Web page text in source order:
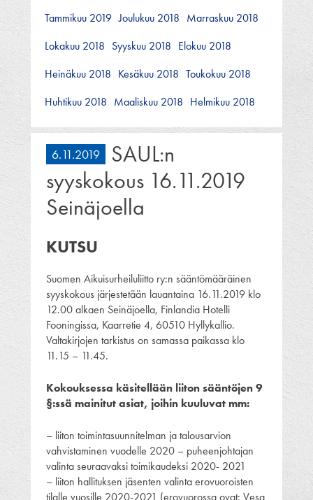
Tammikuu 2019 Joulukuu 2018 Marraskuu 2018
Lokakuu 2018 Syyskuu 2018 Elokuu 2018
Heinäkuu 2018 Kesäkuu 2018 Toukokuu 2018
Huhtikuu 2018 Maaliskuu 2018 Helmikuu 2018
6.11.2019
SAUL:n
syyskokous 16.11.2019
Seinäjoella
KUTSU
Suomen Aikuisurheiluliitto ry:n sääntömääräinen
syyskokous järjestetään lauantaina 16.11.2019 klo
12.00 alkaen Seinäjoella, Finlandia Hotelli
Fooningissa, Kaarretie 4, 60510 Hyllykallio.
Valtakirjojen tarkistus on samassa paikassa klo
11.15 – 11.45.
Kokouksessa käsitellään liiton sääntöjen 9
§:ssä mainitut asiat, joihin kuuluvat mm:
– liiton toimintasuunnitelman ja talousarvion
vahvistaminen vuodelle 2020 – puheenjohtajan
valinta seuraavaksi toimikaudeksi 2020- 2021
– liiton hallituksen jäsenten valinta erovuoroisten